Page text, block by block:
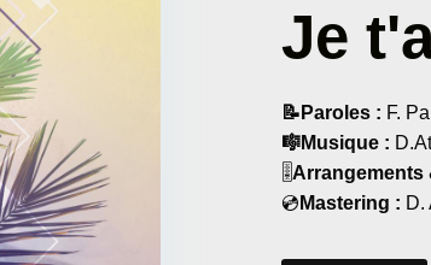
Je
📝Paroles : F.
🎼Musique :
🎚Arrangements
💿 Mastering : D.